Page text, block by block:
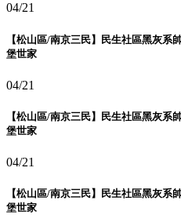
04/21
【松山區/南京三民】民生社區黑灰系
堡世家
04/21
【松山區/南京三民】民生社區黑灰系
堡世家
04/21
【松山區/南京三民】民生社區黑灰系
堡世家